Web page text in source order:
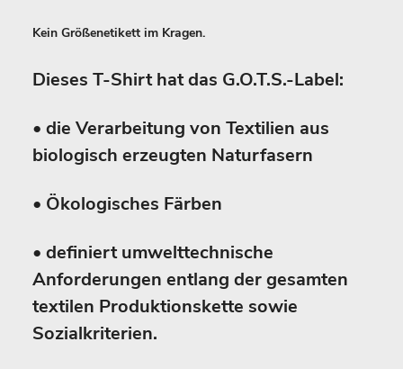
Kein Größenetikett im Kragen.
Dieses T-Shirt hat das G.O.T.S.-Label:
• die Verarbeitung von Textilien aus
biologisch erzeugten Naturfasern
• Ökologisches Färben
• definiert umwelttechnische
Anforderungen entlang der gesamten
textilen Produktionskette sowie
Sozialkriterien.